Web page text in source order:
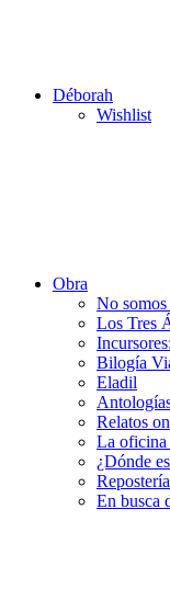
Déborah
Wishlist
Obra
No somos
Los Tres
Bilogía
Eladil
Relatos
La oficina
¿Dónde
En busca